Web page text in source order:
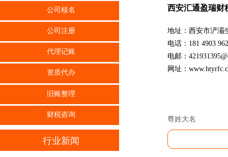
公司核名
公司注册
代理记账
资质代办
旧账整理
财税咨询
西安汇通盈瑞财
地址：西安市浐灞
电话：181 4903
电邮：
网址： www.
尊姓大名
行业新闻